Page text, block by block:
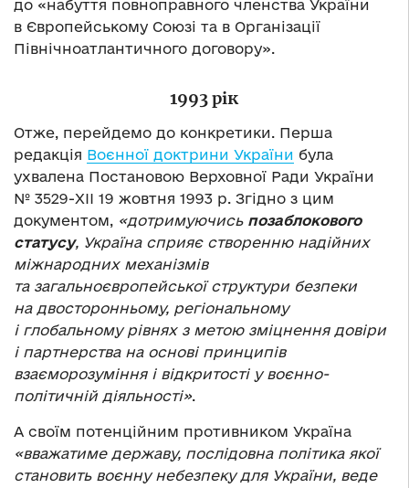
до «набуття повноправного членства України
в Європейському Союзі та в Організації
Північноатлантичного договору».
1993 рік
Отже, перейдемо до конкретики. Перша
редакція Воєнної доктрини України була
ухвалена Постановою Верховної Ради України
№ 3529-XII 19 жовтня 1993 р. Згідно з цим
документом, «дотримуючись позаблокового
статусу, Україна сприяє створенню надійних
міжнародних механізмів
та загальноєвропейської структури безпеки
на двосторонньому, регіональному
і глобальному рівнях з метою зміцнення довіри
і партнерства на основі принципів
взаєморозуміння і відкритості у воєнно-
політичній діяльності».
А своїм потенційним противником Україна
«вважатиме державу, послідовна політика якої
становить воєнну небезпеку для України, веде